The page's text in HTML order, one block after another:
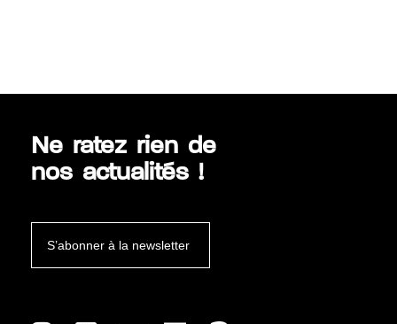
Ne ratez rien de
nos actualités !
S’abonner à la newsletter